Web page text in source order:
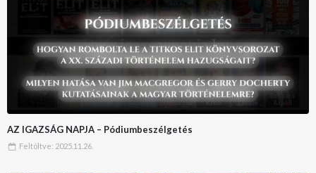
AZ IGAZSÁG NAPJA – Pódiumbeszélgetés
Feltöltve: 2025.11.26.